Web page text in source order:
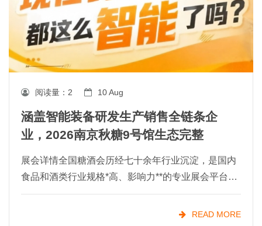
阅读量： 2 10 Aug
涵盖智能装备研发生产销售全链条企
业，2026南京秋糖9号馆生态完整
展会详情全国糖酒会历经七十余年行业沉淀，是国内
食品和酒类行业规格*高、影响力**的专业展会平台之
一。食品机械作为展会的核心支撑板块，多年来始终
聚焦食品加工技术升级、包装设备创新与成套装备方
READ MORE